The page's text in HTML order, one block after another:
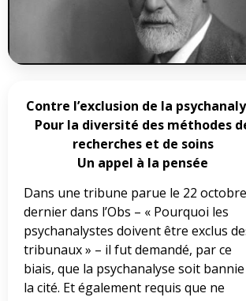
Contre l’exclusion de la
Pour la diversité des méthodes
recherches et de soins
Un appel à la pensée
Dans une tribune parue le 22 octobre
dernier dans l’Obs – « Pourquoi les
psychanalystes doivent être exclus
tribunaux » – il fut demandé, par ce
biais, que la psychanalyse soit
la cité. Et également requis que ne